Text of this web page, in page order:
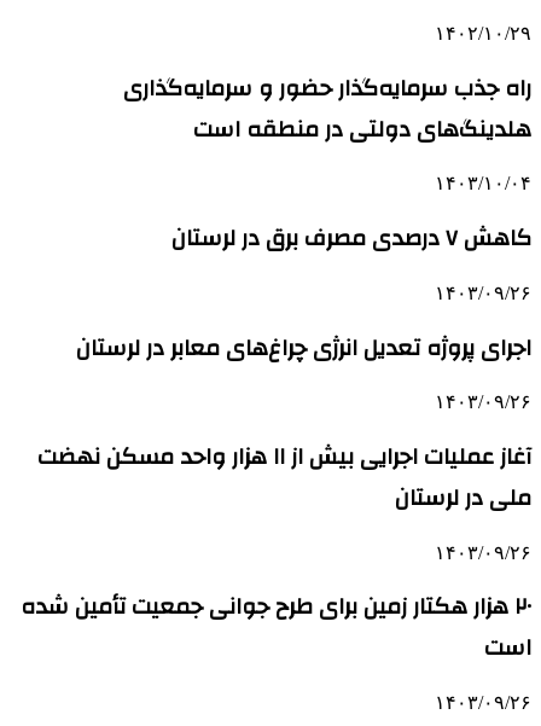
۱۴۰۲/۱۰/۲۹
راه‌ جذب سرمایه‌گذار حضور و سرمایه‌گذاری
هلدینگ‌های دولتی در منطقه است
۱۴۰۳/۱۰/۰۴
کاهش ۷ درصدی مصرف برق در لرستان
۱۴۰۳/۰۹/۲۶
اجرای پروژه تعدیل انرژی چراغ‌های معابر در لرستان
۱۴۰۳/۰۹/۲۶
آغاز عملیات اجرایی بیش از ۱۱ هزار واحد مسکن نهضت
ملی در لرستان
۱۴۰۳/۰۹/۲۶
۲۰ هزار هکتار زمین برای طرح جوانی جمعیت تأمین شده
است
۱۴۰۳/۰۹/۲۶